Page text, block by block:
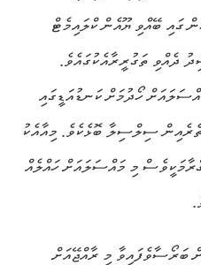
ގައި ބޭއްވި ޔޫއެން ކްލައިމެޓް
ދެއްވި ތަގުރީރާއެކުގައެވެ.
ހޯދުމަށް ކަނޑުއަޑީގައި
ސިލްސިލާ ބޮޅެކެވެ. މިއާއެކު
މި މައްސަލައަށް ހައްލެއް
ބަރޯސާވެފައިވާ މި ރާއްޖޭއަށް